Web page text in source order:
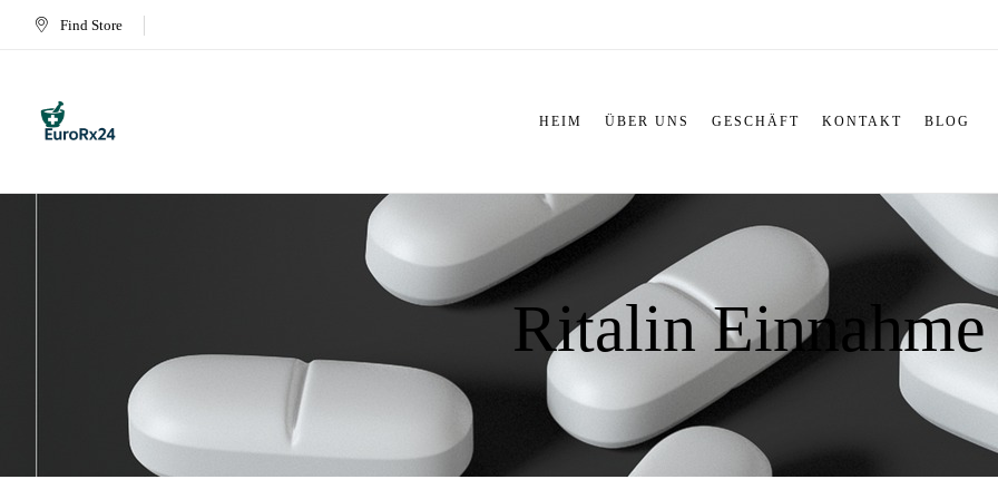
Find Store
HEIM ÜBER UNS GESCHÄFT KONTAKT BLOG
Ritalin Einnahme